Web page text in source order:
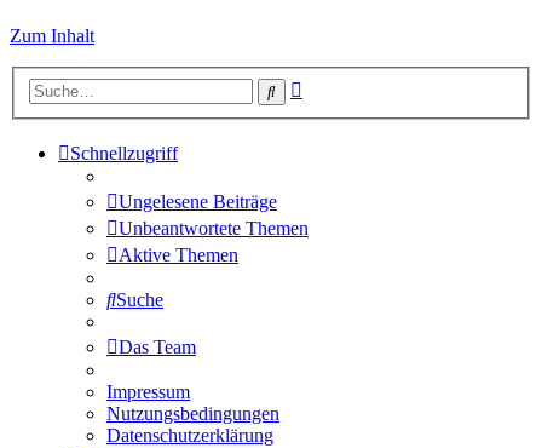
Zum Inhalt
Suche
Schnellzugriff
Ungelesene Beiträge
Unbeantwortete Themen
Aktive Themen
Suche
Das Team
Impressum
Nutzungsbedingungen
Datenschutzerklärung